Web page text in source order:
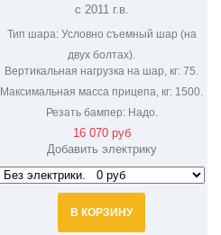
6455-A
с 2011 г.в.
Тип шара:Условно съемный шар (на
двух болтах).
Вертикальная нагрузка на шар, кг: 75.
Максимальная масса прицепа, кг: 1500.
Резать бампер:Надо.
16 070 руб
Добавить электрику
В КОРЗИНУ